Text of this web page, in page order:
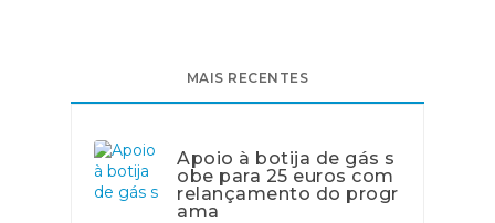
MAIS RECENTES
Apoio à botija de gás s
obe para 25 euros com
relançamento do progr
ama